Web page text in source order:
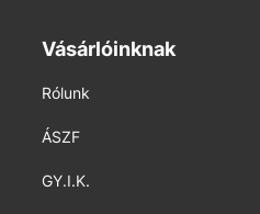
Vásárlóinknak
Rólunk
ÁSZF
GY.I.K.